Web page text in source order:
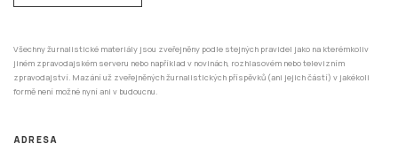
Všechny žurnalistické materiály jsou zveřejněny podle stejných pravidel jako na kterémkoliv
jiném zpravodajském serveru nebo například v novinách, rozhlasovém nebo televizním
zpravodajství. Mazání už zveřejněných žurnalistických příspěvků (ani jejich částí) v jakékoli
formě není možné nyní ani v budoucnu.
ADRESA